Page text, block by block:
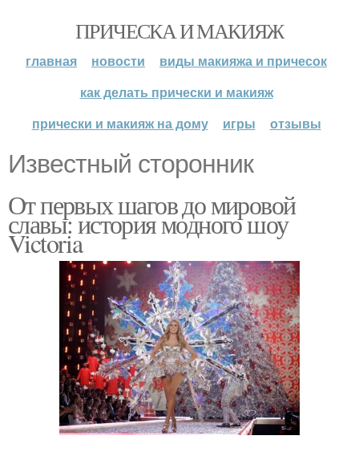
ПРИЧЕСКА И МАКИЯЖ
главная новости
виды макияжа и причесок
как делать прически и макияж
прически и макияж на дому
игры отзывы
Известный сторонник
От первых шагов до мировой
славы: история модного шоу
Victoria